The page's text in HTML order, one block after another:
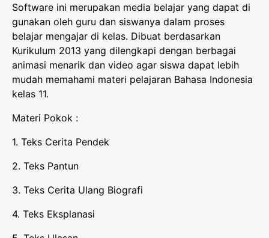
Software ini merupakan media belajar yang dapat di
gunakan oleh guru dan siswanya dalam proses
belajar mengajar di kelas. Dibuat berdasarkan
Kurikulum 2013 yang dilengkapi dengan berbagai
animasi menarik dan video agar siswa dapat lebih
mudah memahami materi pelajaran Bahasa Indonesia
kelas 11.
Materi Pokok :
1. Teks Cerita Pendek
2. Teks Pantun
3. Teks Cerita Ulang Biografi
4. Teks Eksplanasi